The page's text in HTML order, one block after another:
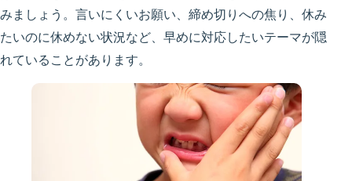
みましょう。言いにくいお願い、締め切りへの焦り、休み
たいのに休めない状況など、早めに対応したいテーマが隠
れていることがあります。